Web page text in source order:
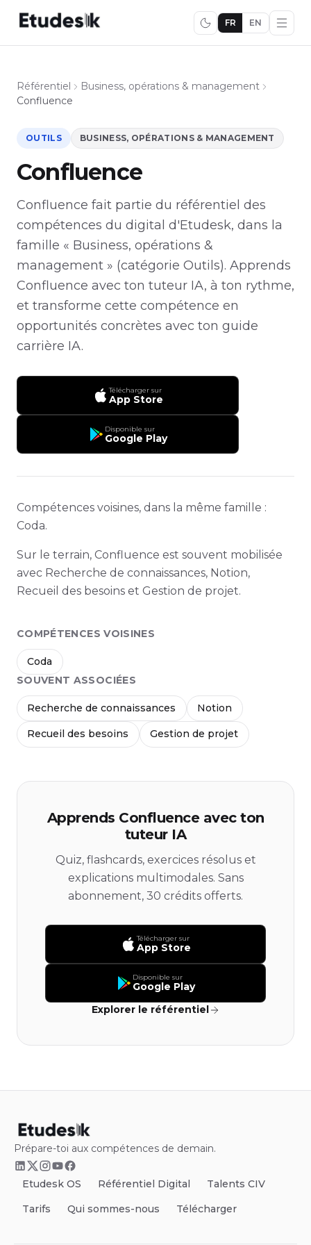
FR EN
Référentiel
Business, opérations & management
Confluence
OUTILS BUSINESS, OPÉRATIONS & MANAGEMENT
Confluence
Confluence fait partie du référentiel des
compétences du digital d'Etudesk, dans la
famille « Business, opérations &
management » (catégorie Outils). Apprends
Confluence avec ton tuteur IA, à ton rythme,
et transforme cette compétence en
opportunités concrètes avec ton guide
carrière IA.
Télécharger sur
App Store
Disponible sur
Google Play
Compétences voisines, dans la même famille :
Coda.
Sur le terrain, Confluence est souvent mobilisée
avec Recherche de connaissances, Notion,
Recueil des besoins et Gestion de projet.
COMPÉTENCES VOISINES
Coda
SOUVENT ASSOCIÉES
Recherche de connaissances Notion
Recueil des besoins Gestion de projet
Apprends Confluence avec ton
tuteur IA
Quiz, flashcards, exercices résolus et
explications multimodales. Sans
abonnement, 30 crédits offerts.
Télécharger sur
App Store
Disponible sur
Google Play
Explorer le référentiel
Prépare-toi aux compétences de demain.
Etudesk OS Référentiel Digital
Talents CIV
Tarifs
Qui sommes-nous Télécharger